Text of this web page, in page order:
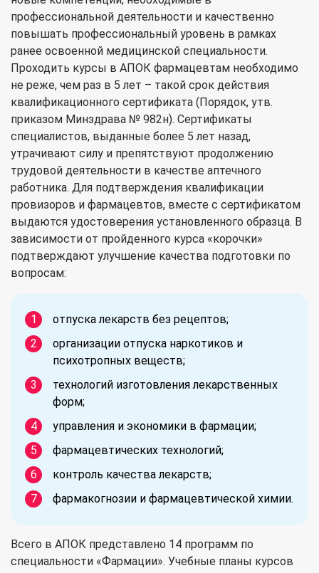
профессиональной деятельности и качественно
повышать профессиональный уровень в рамках
ранее освоенной медицинской специальности.
Проходить курсы в АПОК фармацевтам необходимо
не реже, чем раз в 5 лет – такой срок действия
квалификационного сертификата (Порядок, утв.
приказом Минздрава № 982н). Сертификаты
специалистов, выданные более 5 лет назад,
утрачивают силу и препятствуют продолжению
трудовой деятельности в качестве аптечного
работника. Для подтверждения квалификации
провизоров и фармацевтов, вместе с сертификатом
выдаются удостоверения установленного образца. В
зависимости от пройденного курса «корочки»
подтверждают улучшение качества подготовки по
вопросам:
отпуска лекарств без рецептов;
организации отпуска наркотиков и
психотропных веществ;
технологий изготовления лекарственных
форм;
управления и экономики в фармации;
фармацевтических технологий;
контроль качества лекарств;
фармакогнозии и фармацевтической химии.
Всего в АПОК представлено 14 программ по
специальности «Фармации». Учебные планы курсов